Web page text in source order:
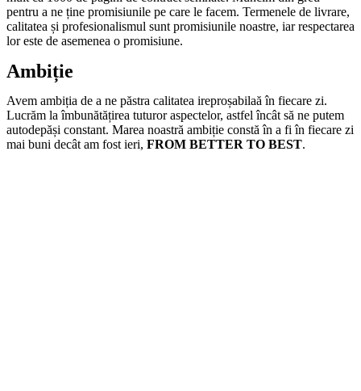
pentru a ne ține promisiunile pe care le facem. Termenele de livrare,
calitatea și profesionalismul sunt promisiunile noastre, iar respectarea
lor este de asemenea o promisiune.
Ambiție
Avem ambiția de a ne păstra calitatea ireproșabilaă în fiecare zi.
Lucrăm la îmbunătățirea tuturor aspectelor, astfel încât să ne putem
autodepăși constant. Marea noastră ambiție constă în a fi în fiecare zi
mai buni decât am fost ieri, FROM BETTER TO BEST.